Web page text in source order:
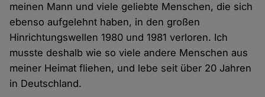
meinen Mann und viele geliebte Menschen, die sich
ebenso aufgelehnt haben, in den großen
Hinrichtungswellen 1980 und 1981 verloren. Ich
musste deshalb wie so viele andere Menschen aus
meiner Heimat fliehen, und lebe seit über 20 Jahren
in Deutschland.